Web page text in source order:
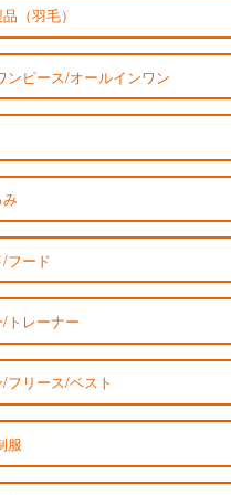
（羽毛）
ンピース/オールインワン
フード
トレーナー
フリース/ベスト
服